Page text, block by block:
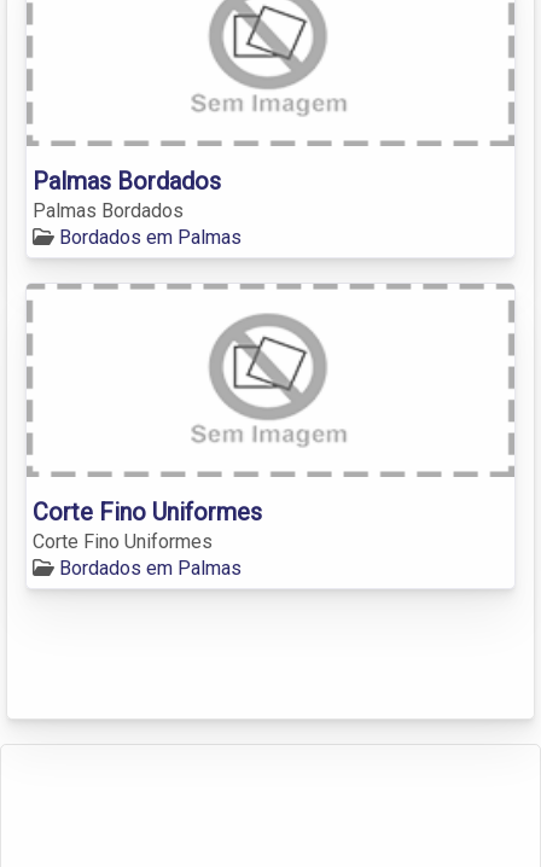
Palmas Bordados
Palmas Bordados
Bordados em Palmas
Corte Fino Uniformes
Corte Fino Uniformes
Bordados em Palmas